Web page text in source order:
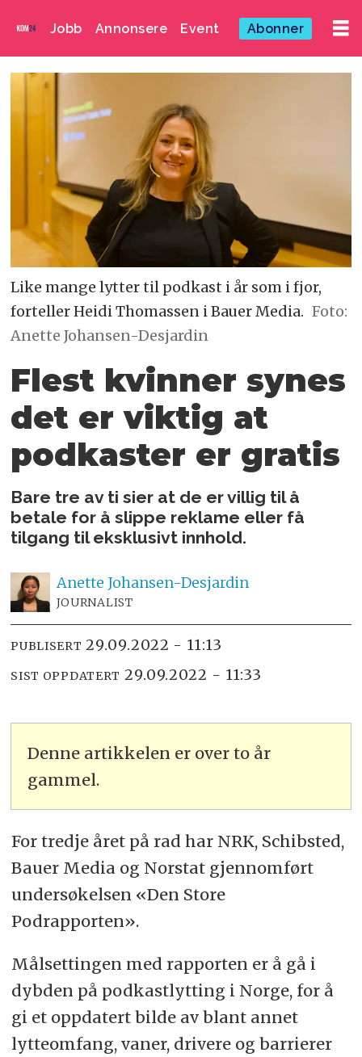
Jobb Annonsere Event Abonner
Like mange lytter til podkast i år som i fjor,
forteller Heidi Thomassen i Bauer Media. Foto:
Anette Johansen-Desjardin
Flest kvinner synes
det er viktig at
podkaster er gratis
Bare tre av ti sier at de er villig til å
betale for å slippe reklame eller få
tilgang til eksklusivt innhold.
Anette Johansen-Desjardin
JOURNALIST
PUBLISERT 29.09.2022 - 11:13
SIST OPPDATERT 29.09.2022 - 11:33
Denne artikkelen er over to år
gammel.
For tredje året på rad har NRK, Schibsted,
Bauer Media og Norstat gjennomført
undersøkelsen «Den Store
Podrapporten».
Målsettingen med rapporten er å gå i
dybden på podkastlytting i Norge, for å
gi et oppdatert bilde av blant annet
lytteomfang, vaner, drivere og barrierer